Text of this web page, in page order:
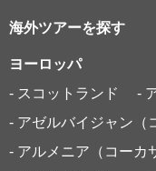
海外ツアーを探す
ヨーロッパ
- スコットランド
-
- アゼルバイジャン（
- アルメニア（コーカ